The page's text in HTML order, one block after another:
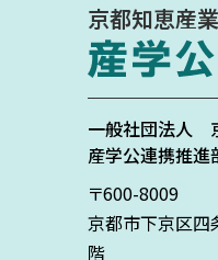
京都知恵産
一般社団法人
産学公連携推進
〒600-8009
京都市下京区四
階